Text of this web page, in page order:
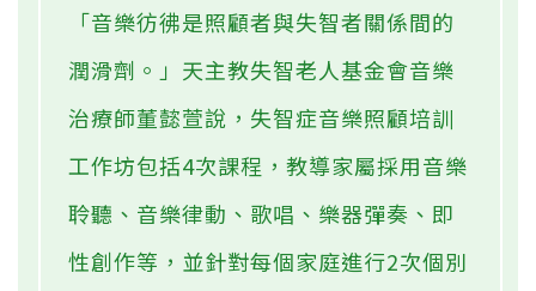
「音樂彷彿是照顧者與失智者關係間的
潤滑劑。」天主教失智老人基金會音樂
治療師董懿萱說，失智症音樂照顧培訓
工作坊包括4次課程，教導家屬採用音樂
聆聽、音樂律動、歌唱、樂器彈奏、即
性創作等，並針對每個家庭進行2次個別